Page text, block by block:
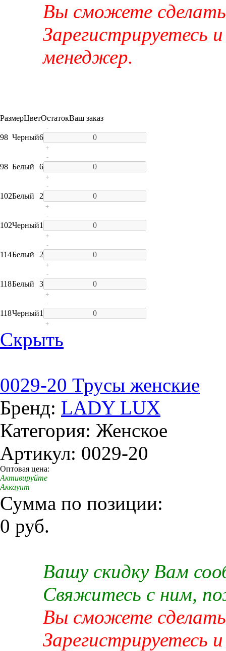
Вы сможете сделать
Зарегистрируетесь
менеджер.
РазмерЦветОстатокВаш заказ
98 Черный6
-
+
98 Белый 6
-
+
102Белый 2
-
+
102Черный1
-
+
114Белый 2
-
+
118Белый 3
-
+
118Черный1
-
+
Скрыть
0029-20 Трусы женские
Бренд: LADY LUX
Категория: Женское
Артикул: 0029-20
Оптовая цена:
Активируйте
Аккаунт
Сумма по позиции:
0 руб.
Вашу скидку Вам
Свяжитесь с ним,
Вы сможете сделать
Зарегистрируетесь